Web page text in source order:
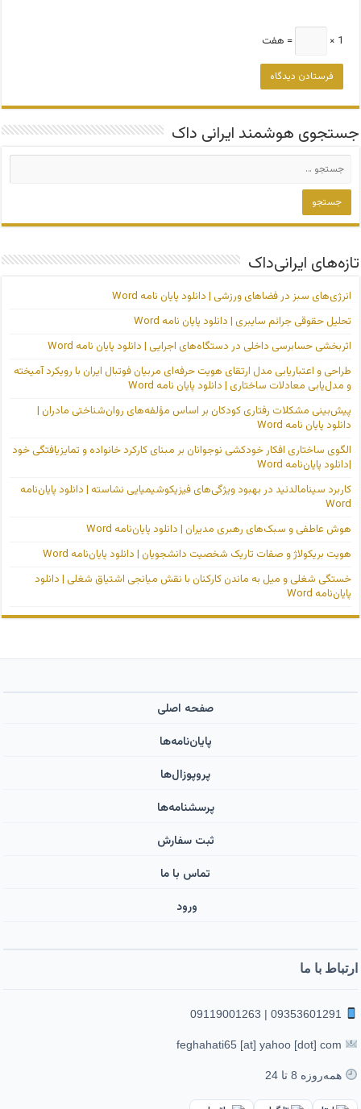
1 × = هفت
جستجوی هوشمند ایرانی داک
تازه‌های ایرانی‌داک
انرژی‌های سبز در فضاهای ورزشی | دانلود پایان نامه Word
تحلیل حقوقی جرائم سایبری | دانلود پایان نامه Word
اثربخشی حسابرسی داخلی در دستگاه‌های اجرایی | دانلود پایان نامه Word
طراحی و اعتباریابی مدل ارتقای هویت حرفه‌ای مربیان فوتبال ایران با رویکرد آمیخته
و مدل‌یابی معادلات ساختاری | دانلود پایان نامه Word
پیش‌بینی مشکلات رفتاری کودکان بر اساس مؤلفه‌های روان‌شناختی مادران |
دانلود پایان نامه Word
الگوی ساختاری افکار خودکشی نوجوانان بر مبنای کارکرد خانواده و تمایزیافتگی خود
|دانلود پایان‌نامه Word
کاربرد سینامالدئید در بهبود ویژگی‌های فیزیکوشیمیایی نشاسته | دانلود پایان‌نامه
Word
هوش عاطفی و سبک‌های رهبری مدیران | دانلود پایان‌نامه Word
هویت بریکولاژ و صفات تاریک شخصیت دانشجویان | دانلود پایان‌نامه Word
خستگی شغلی و میل به ماندن کارکنان با نقش میانجی اشتیاق شغلی | دانلود
پایان‌نامه Word
صفحه اصلی
پایان‌نامه‌ها
پروپوزال‌ها
پرسشنامه‌ها
ثبت سفارش
تماس با ما
ورود ‌
ارتباط با ما
همه‌روزه 8 تا 24